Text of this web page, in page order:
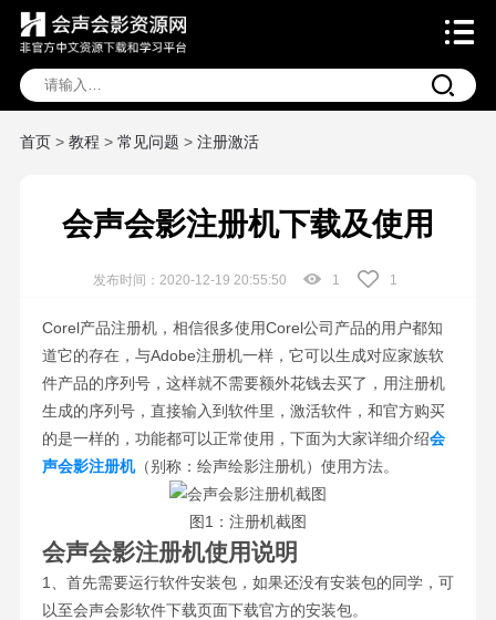
首页> 教程 > 常见问题 > 注册激活
会声会影注册机下载及使用
发布时间：2020-12-19 20:55:50 1 1
Corel产品注册机，相信很多使用Corel公司产品的用户都知
道它的存在，与Adobe注册机一样，它可以生成对应家族软
件产品的序列号，这样就不需要额外花钱去买了，用注册机
生成的序列号，直接输入到软件里，激活软件，和官方购买
的是一样的，功能都可以正常使用，下面为大家详细介绍会
声会影注册机（别称：绘声绘影注册机）使用方法。
图1：注册机截图
会声会影注册机使用说明
1、首先需要运行软件安装包，如果还没有安装包的同学，可
以至会声会影软件下载页面下载官方的安装包。